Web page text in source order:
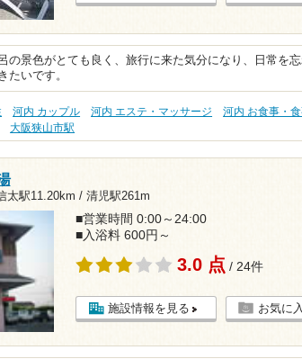
の景色がとても良く、旅行に来た気分になり、日常を
たいです。
河内 カップル 河内 エステ・マッサージ 河内 お食事・
大阪狭山市駅
太駅11.20km / 清児駅261m
■営業時間 0:00～24:00
■入浴料 600円～
3.0 点 / 24件
施設情報を見る お気に